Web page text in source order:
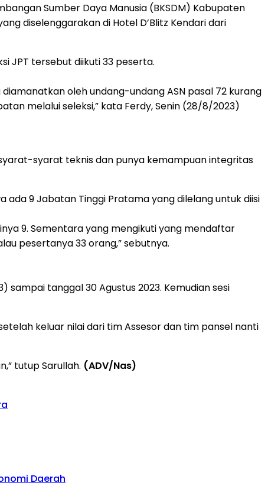
Sumber Daya Manusia (BKSDM) Kabupaten
diselenggarakan di Hotel D’Blitz Kendari dari
JPT tersebut diikuti 33 peserta.
oleh undang-undang ASN pasal 72 kurang
melalui seleksi,” kata Ferdy, Senin (28/8/2023)
syarat teknis dan punya kemampuan integritas
ada 9 Jabatan Tinggi Pratama yang dilelang untuk diisi
9. Sementara yang mengikuti yang mendaftar
pesertanya 33 orang,” sebutnya.
sampai tanggal 30 Agustus 2023. Kemudian sesi
keluar nilai dari tim Assesor dan tim pansel nanti
tutup Sarullah. (ADV/Nas)
Daerah